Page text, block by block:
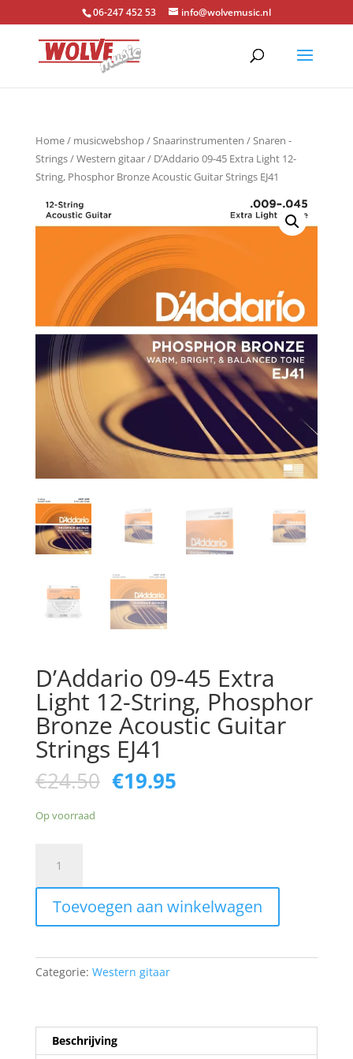
06-247 452 53 info@wolvemusic.nl
Home/ musicwebshop/Snaarinstrumenten /Snaren -
Strings/Western gitaar/ D’Addario 09-45 Extra Light 12-
String, Phosphor Bronze Acoustic Guitar Strings EJ41
D’Addario 09-45 Extra
Light 12-String, Phosphor
Bronze Acoustic Guitar
Strings EJ41
€24.50 Oorspronkelijke
prijs
€19.95Huidige
Op voorraad
45
Extra
Light
String,
Phosphor
Strings
Toevoegen aan winkelwagen
Categorie: Western gitaar
Beschrijving